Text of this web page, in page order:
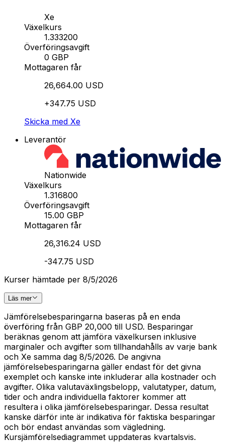
Xe
Växelkurs
1.333200
Överföringsavgift
0 GBP
Mottagaren får
26,664.00 USD
+347.75 USD
Skicka med Xe
Leverantör
Nationwide
Växelkurs
1.316800
Överföringsavgift
15.00 GBP
Mottagaren får
26,316.24 USD
-347.75 USD
Kurser hämtade per 8/5/2026
Läs mer
Jämförelsebesparingarna baseras på en enda
överföring från GBP 20,000 till USD. Besparingar
beräknas genom att jämföra växelkursen inklusive
marginaler och avgifter som tillhandahålls av varje bank
och Xe samma dag 8/5/2026. De angivna
jämförelsebesparingarna gäller endast för det givna
exemplet och kanske inte inkluderar alla kostnader och
avgifter. Olika valutaväxlingsbelopp, valutatyper, datum,
tider och andra individuella faktorer kommer att
resultera i olika jämförelsebesparingar. Dessa resultat
kanske därför inte är indikativa för faktiska besparingar
och bör endast användas som vägledning.
Kursjämförelsediagrammet uppdateras kvartalsvis.